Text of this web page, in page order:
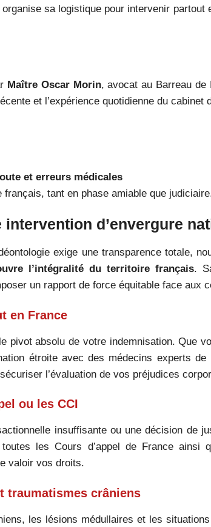
sa logistique pour intervenir
Maître Oscar Morin, avocat au Barreau de
et l’expérience quotidienne du cabinet
et erreurs médicales
tant en phase amiable que
d’envergure
exige une transparence totale,
l’intégralité du territoire français.
un rapport de force équitable face aux
en France
pivot absolu de votre indemnisation. Que
étroite avec des médecins experts
l’évaluation de vos préjudices
ou les CCI
insuffisante ou une décision de
les Cours d’appel de France ainsi
valoir vos droits.
traumatismes crâniens
les lésions médullaires et les